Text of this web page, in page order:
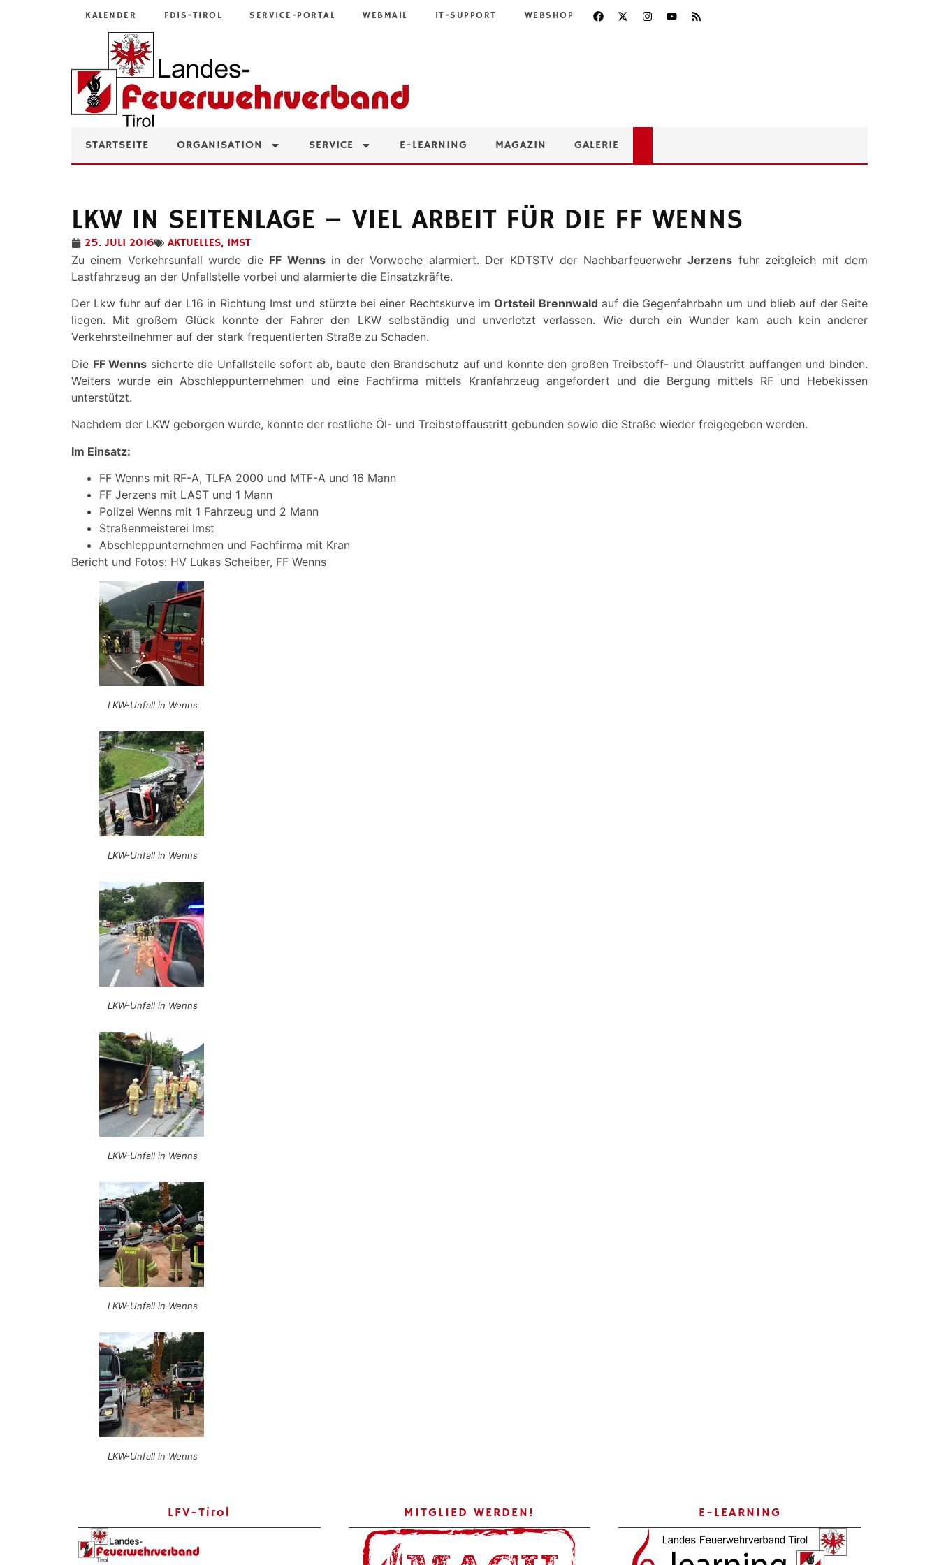
KALENDER FDIS-TIROL SERVICE-PORTAL WEBMAIL IT-SUPPORT WEBSHOP
STARTSEITE ORGANISATION SERVICE E-LEARNING MAGAZIN GALERIE
LKW IN SEITENLAGE – VIEL ARBEIT FÜR DIE FF WENNS
25. JULI 2016 AKTUELLES, IMST
Zu einem Verkehrsunfall wurde die FF Wennsin der Vorwoche alarmiert. Der KDTSTV der NachbarfeuerwehrJerzens fuhr zeitgleich mit dem
Lastfahrzeug an der Unfallstelle vorbei und alarmierte die Einsatzkräfte.
Der Lkw fuhr auf der L16 in Richtung Imst und stürzte bei einer Rechtskurve imOrtsteil Brennwald auf die Gegenfahrbahn um und blieb auf der Seite
liegen. Mit großem Glück konnte der Fahrer den LKW selbständig und unverletzt verlassen. Wie durch ein Wunder kam auch kein anderer
Verkehrsteilnehmer auf der stark frequentierten Straße zu Schaden.
Die FF Wenns sicherte die Unfallstelle sofort ab, baute den Brandschutz auf und konnte den großen Treibstoff- und Ölaustritt auffangen und binden.
Weiters wurde ein Abschleppunternehmen und eine Fachfirma mittels Kranfahrzeug angefordert und die Bergung mittels RF und Hebekissen
unterstützt.
Nachdem der LKW geborgen wurde, konnte der restliche Öl- und Treibstoffaustritt gebunden sowie die Straße wieder freigegeben werden.
Im Einsatz:
FF Wenns mit RF-A, TLFA 2000 und MTF-A und 16 Mann
FF Jerzens mit LAST und 1 Mann
Polizei Wenns mit 1 Fahrzeug und 2 Mann
Straßenmeisterei Imst
Abschleppunternehmen und Fachfirma mit Kran
Bericht und Fotos: HV Lukas Scheiber, FF Wenns
LKW-Unfall in Wenns
LKW-Unfall in Wenns
LKW-Unfall in Wenns
LKW-Unfall in Wenns
LKW-Unfall in Wenns
LKW-Unfall in Wenns
LFV-Tirol MITGLIED WERDEN! E-LEARNING